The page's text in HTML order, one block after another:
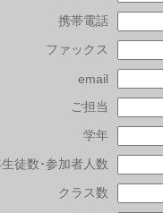
携帯電話
ファックス
email
ご担当
学年
徒数･参加者人数
クラス数